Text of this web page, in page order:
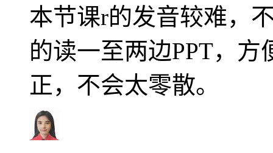
本节课r的发音较难，
的读一至两边PPT，
正，不会太零散。